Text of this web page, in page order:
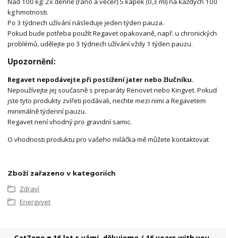
kg hmotnosti.
Po 3 týdnech užívání následuje jeden týden pauza.
Pokud bude potřeba použít Regavet opakovaně, např. u chronických
problémů, udělejte po 3 týdnech užívání vždy 1 týden pauzu.
Upozornění:
Regavet nepodávejte při postižení jater nebo žlučníku.
Nepoužívejte jej současně s preparáty Renovet nebo Kingvet. Pokud
jste tyto produkty zvířeti podávali, nechte mezi nimi a Regavetem
minimálně týdenní pauzu.
Regavet není vhodný pro gravidní samic.
O vhodnosti produktu pro vašeho miláčka mě můžete kontaktovat
Zboží zařazeno v kategoriích
Zdraví
Energyvet